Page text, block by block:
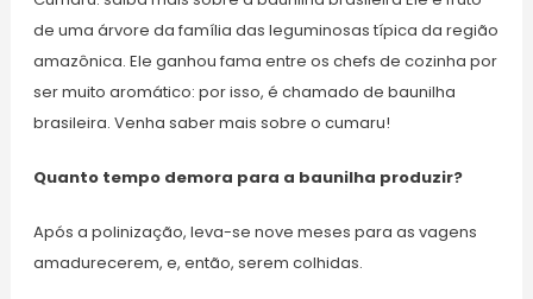
de uma árvore da família das leguminosas típica da região
amazônica. Ele ganhou fama entre os chefs de cozinha por
ser muito aromático: por isso, é chamado de baunilha
brasileira. Venha saber mais sobre o cumaru!
Quanto tempo demora para a baunilha produzir?
Após a polinização, leva-se nove meses para as vagens
amadurecerem, e, então, serem colhidas.